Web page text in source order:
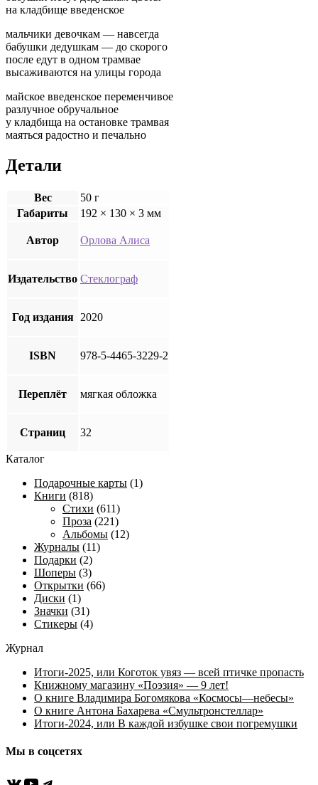
на кладбище введенское
мальчики девочкам — навсегда
бабушки дедушкам — до скорого
после едут в одном трамвае
высаживаются на улицы города
майское введенское переменчивое
разлучное обручальное
у кладбища на остановке трамвая
маяться радостно и печально
Детали
Вес
50 г
Габариты
192 × 130 × 3 мм
Автор Орлова Алиса
Издательство Стеклограф
Год издания 2020
ISBN 978-5-4465-3229-2
Переплёт мягкая обложка
Страниц 32
Каталог
Подарочные карты (1)
Книги (818)
Стихи (611)
Проза (221)
Альбомы (12)
Журналы (11)
Подарки (2)
Шоперы (3)
Открытки (66)
Диски (1)
Значки (31)
Стикеры (4)
Журнал
Итоги-2025, или Коготок увяз — всей птичке пропасть
Книжному магазину «Поэзия» — 9 лет!
О книге Владимира Богомякова «Космосы—небесы»
О книге Антона Бахарева «Смультронстеллар»
Итоги-2024, или В каждой избушке свои погремушки
Мы в соцсетях